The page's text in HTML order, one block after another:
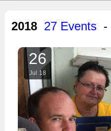
2018 27 Events -
26
Jul 18